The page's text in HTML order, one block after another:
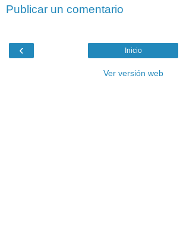
Publicar un comentario
‹ Inicio
Ver versión web